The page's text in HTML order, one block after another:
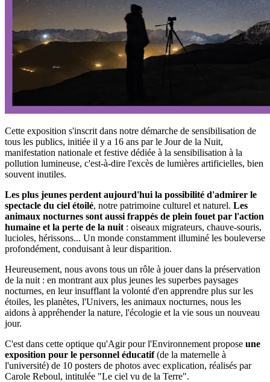
Cette exposition s'inscrit dans notre démarche de sensibilisation de
tous les publics, initiée il y a 16 ans par le Jour de la Nuit,
manifestation nationale et festive dédiée à la sensibilisation à la
pollution lumineuse, c'est-à-dire l'excès de lumières artificielles, bien
souvent inutiles.
Les plus jeunes perdent aujourd'hui la possibilité d'admirer le
spectacle du ciel étoilé, notre patrimoine culturel et naturel. Les
animaux nocturnes sont aussi frappés de plein fouet par l'action
humaine et la perte de la nuit : oiseaux migrateurs, chauve-souris,
lucioles, hérissons... Un monde constamment illuminé les bouleverse
profondément, conduisant à leur disparition.
Heureusement, nous avons tous un rôle à jouer dans la préservation
de la nuit : en montrant aux plus jeunes les superbes paysages
nocturnes, en leur insufflant la volonté d'en apprendre plus sur les
étoiles, les planètes, l'Univers, les animaux nocturnes, nous les
aidons à appréhender la nature, l'écologie et la vie sous un nouveau
jour.
C'est dans cette optique qu'Agir pour l'Environnement propose une
exposition pour le personnel éducatif(de la maternelle à
l'université) de 10 posters de photos avec explication, réalisés par
Carole Reboul, intitulée "Le ciel vu de la Terre".